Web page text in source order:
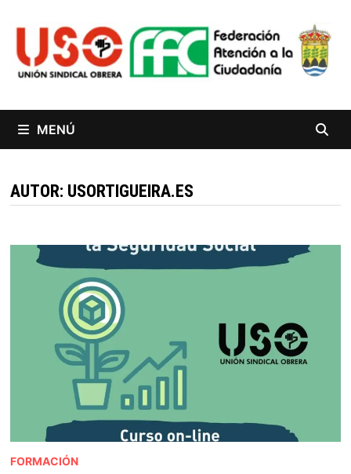
contenido
MENÚ
AUTOR: USORTIGUEIRA.ES
FORMACIÓN